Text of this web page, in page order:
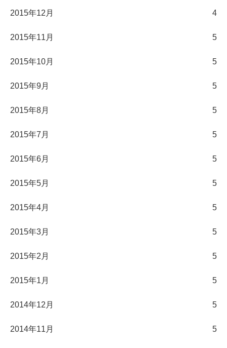
2015年12月 4
2015年11月 5
2015年10月 5
2015年9月 5
2015年8月 5
2015年7月 5
2015年6月 5
2015年5月 5
2015年4月 5
2015年3月 5
2015年2月 5
2015年1月 5
2014年12月 5
2014年11月 5